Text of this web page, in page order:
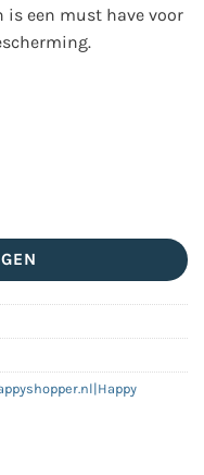
is een must have voor